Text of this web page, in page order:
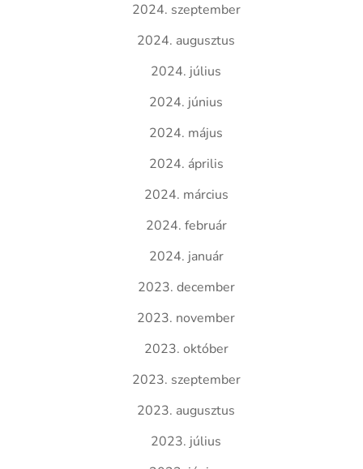
2024. szeptember
2024. augusztus
2024. július
2024. június
2024. május
2024. április
2024. március
2024. február
2024. január
2023. december
2023. november
2023. október
2023. szeptember
2023. augusztus
2023. július